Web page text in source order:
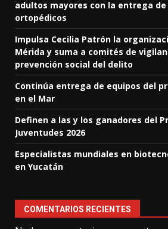
adultos mayores con la entrega
ortopédicos
Impulsa Cecilia Patrón la
Mérida y suma a comités de
prevención social del delito
Continúa entrega de equipos del
en el Mar
Definen a las y los ganadores del
Juventudes 2026
Especialistas mundiales en
en Yucatán
COMENTARIOS RECIENTES